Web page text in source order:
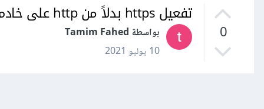
0
تفعيل https بدلاً من http على خادم node.js
بواسطة Tamim Fahed
10 يوليو 2021